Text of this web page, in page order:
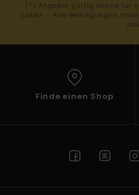
(*) Angebot gültig online für
haben - Alle Bedingungen
Finde einen Shop